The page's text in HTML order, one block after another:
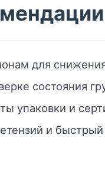
для
состояния
упаковки и
и